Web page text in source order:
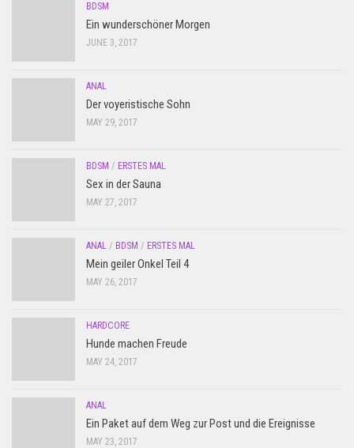
BDSM
Ein wunderschöner Morgen
JUNE 3, 2017
ANAL
Der voyeristische Sohn
MAY 29, 2017
BDSM / ERSTES MAL
Sex in der Sauna
MAY 27, 2017
ANAL / BDSM / ERSTES MAL
Mein geiler Onkel Teil 4
MAY 26, 2017
HARDCORE
Hunde machen Freude
MAY 24, 2017
ANAL
Ein Paket auf dem Weg zur Post und die Ereignisse
MAY 23, 2017